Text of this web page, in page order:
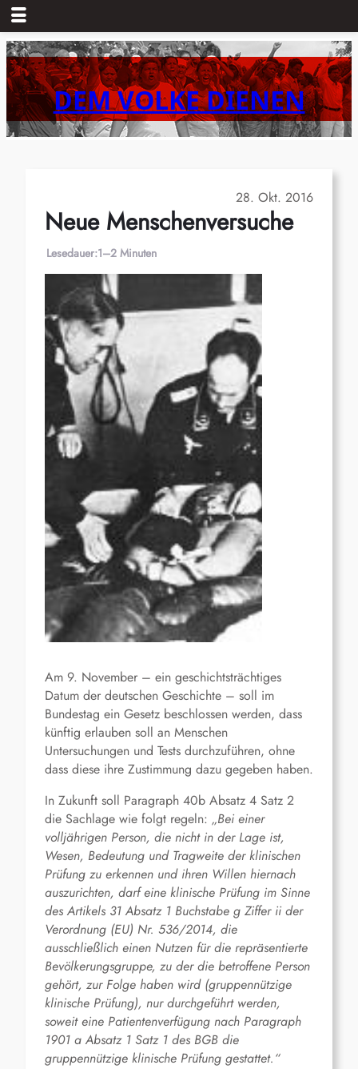
Zum
Inhalt
springenDEM VOLKE DIENEN
28. Okt. 2016
Neue Menschenversuche
Lesedauer:1–2 Minuten
Am 9. November – ein geschichtsträchtiges
Datum der deutschen Geschichte – soll im
Bundestag ein Gesetz beschlossen werden, dass
künftig erlauben soll an Menschen
Untersuchungen und Tests durchzuführen, ohne
dass diese ihre Zustimmung dazu gegeben haben.
In Zukunft soll Paragraph 40b Absatz 4 Satz 2
die Sachlage wie folgt regeln: „Bei einer
volljährigen Person, die nicht in der Lage ist,
Wesen, Bedeutung und Tragweite der klinischen
Prüfung zu erkennen und ihren Willen hiernach
auszurichten, darf eine klinische Prüfung im Sinne
des Artikels 31 Absatz 1 Buchstabe g Ziffer ii der
Verordnung (EU) Nr. 536/2014, die
ausschließlich einen Nutzen für die repräsentierte
Bevölkerungsgruppe, zu der die betroffene Person
gehört, zur Folge haben wird (gruppennützige
klinische Prüfung), nur durchgeführt werden,
soweit eine Patientenverfügung nach Paragraph
1901 a Absatz 1 Satz 1 des BGB die
gruppennützige klinische Prüfung gestattet.“